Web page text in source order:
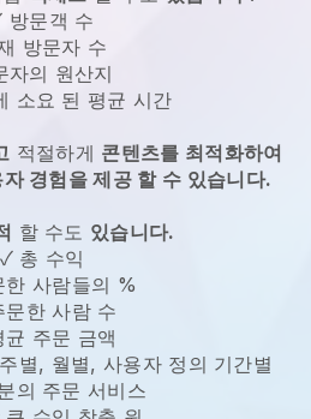
방문객 수
방문자 수
자의 원산지
소요 된 평균 시간
적절하게 콘텐츠를 최적화하여
경험을 제공 할 수 있습니다.
할 수도 있습니다.
✓ 총 수익
사람들의 %
한 사람 수
주문 금액
별, 월별, 사용자 정의 기간별
의 주문 서비스